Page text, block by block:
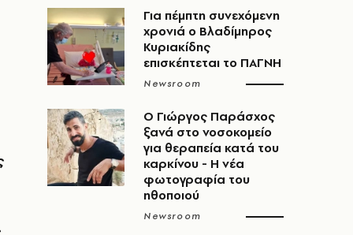
Για πέμπτη συνεχόμενη
χρονιά ο Βλαδίμηρος
Κυριακίδης
επισκέπτεται το ΠΑΓΝΗ
Newsroom
O Γιώργος Παράσχος
ξανά στο νοσοκομείο
για θεραπεία κατά του
καρκίνου - Η νέα
φωτογραφία του
ηθοποιού
Newsroom